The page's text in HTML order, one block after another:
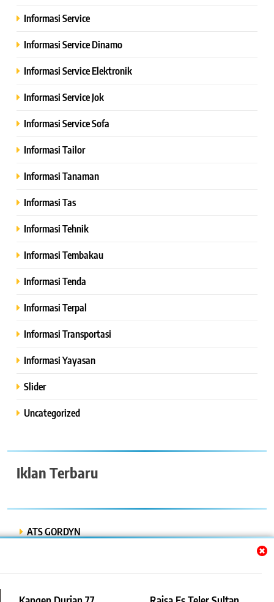
Informasi Service
Informasi Service Dinamo
Informasi Service Elektronik
Informasi Service Jok
Informasi Service Sofa
Informasi Tailor
Informasi Tanaman
Informasi Tas
Informasi Tehnik
Informasi Tembakau
Informasi Tenda
Informasi Terpal
Informasi Transportasi
Informasi Yayasan
Slider
Uncategorized
Iklan Terbaru
ATS GORDYN